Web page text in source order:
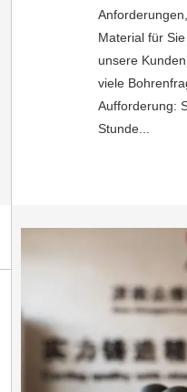
Material für
unsere
viele
Aufforderung:
Stunde...